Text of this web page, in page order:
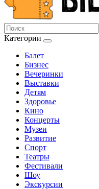
Категории
Балет
Бизнес
Вечеринки
Выставки
Детям
Здоровье
Кино
Концерты
Музеи
Развитие
Спорт
Театры
Фестивали
Шоу
Экскурсии